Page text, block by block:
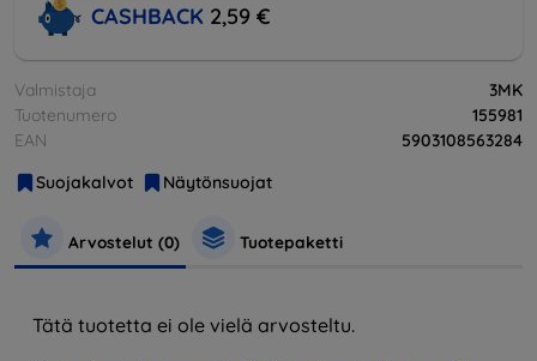
CASHBACK 2,59 €
Valmistaja
3MK
Tuotenumero
155981
EAN
5903108563284
Suojakalvot
Näytönsuojat
Arvostelut (0) Tuotepaketti
Tätä tuotetta ei ole vielä arvosteltu.